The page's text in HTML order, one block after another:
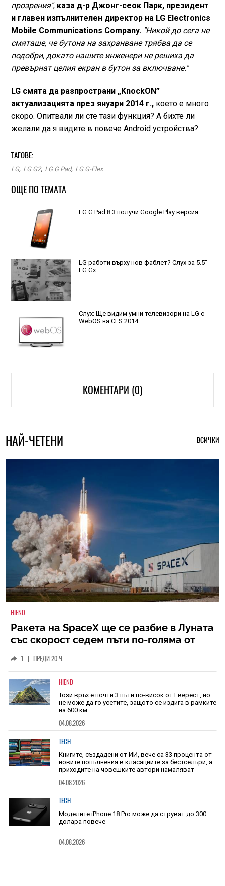
прозрения", каза д-р Джонг-сеок Парк, президент
и главен изпълнителен директор на LG Electronics
Mobile Communications Company. "Никой до сега не
смяташе, че бутона на захранване трябва да се
подобри, докато нашите инженери не решиха да
превърнат целия екран в бутон за включване."
LG смята да разпространи „KnockON”
актуализацията през януари 2014 г.,което е много
скоро. Опитвали ли сте тази функция? А бихте ли
желали да я видите в повече Android устройства?
ТАГОВЕ:
LG, LG G2, LG G Pad, LG G-Flex
ОЩЕ ПО ТЕМАТА
LG G Pad 8.3 получи Google Play версия
LG работи върху нов фаблет? Слух за 5.5“
LG Gx
Слух: Ще видим умни телевизори на LG с
WebOS на CES 2014
КОМЕНТАРИ (0)
НАЙ-ЧЕТЕНИ ВСИЧКИ
HIEND
Ракета на SpaceX ще се разбие в Луната
със скорост седем пъти по-голяма от
1 | ПРЕДИ 20 Ч.
HIEND
Този връх е почти 3 пъти по-висок от Еверест, но
не може да го усетите, защото се издига в рамките
на 600 км
04.08.2026
TECH
Книгите, създадени от ИИ, вече са 33 процента от
новите попълнения в класациите за бестселъри, а
приходите на човешките автори намаляват
04.08.2026
TECH
Моделите iPhone 18 Pro може да струват до 300
долара повече
04.08.2026